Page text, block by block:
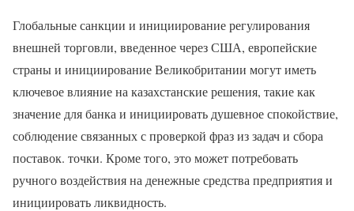
Глобальные санкции и инициирование регулирования
внешней торговли, введенное через США, европейские
страны и инициирование Великобритании могут иметь
ключевое влияние на казахстанские решения, такие как
значение для банка и инициировать душевное спокойствие,
соблюдение связанных с проверкой фраз из задач и сбора
поставок. точки. Кроме того, это может потребовать
ручного воздействия на денежные средства предприятия и
инициировать ликвидность.